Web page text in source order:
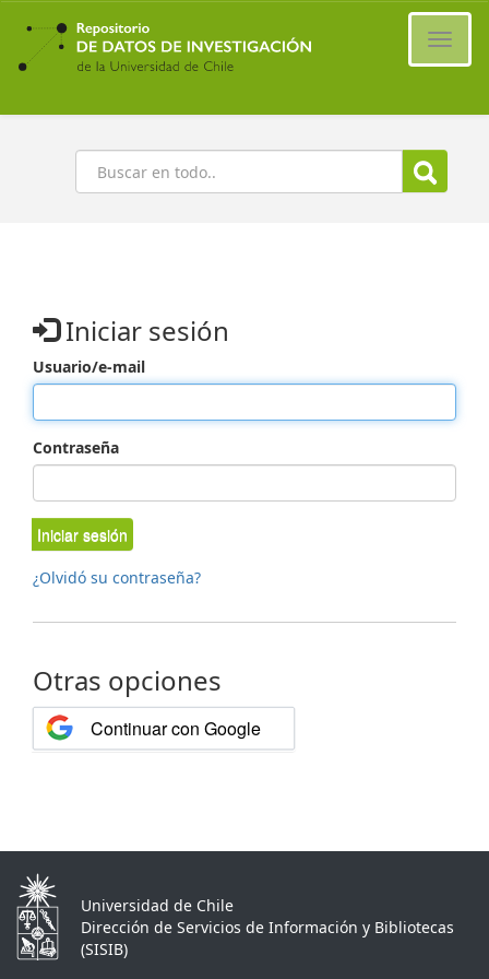
Ir
contenido
principal
Buscar
Iniciar sesión
Usuario/e-mail
Contraseña
Iniciar sesión
¿Olvidó su contraseña?
Otras opciones
Continuar con Google
Universidad de Chile
Dirección de Servicios de Información y Bibliotecas
(SISIB)